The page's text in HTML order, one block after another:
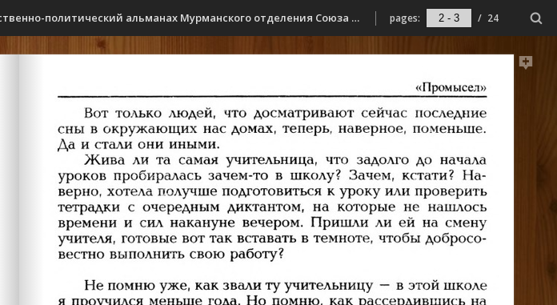
Полубота, А. В. Промысел // Площадь Первоучителей : литературно-художественный и общественно-политический альманах Мурманского отделения Союза писателей России. - Мурманск, 2015. - [Вып. 15]. – С. 171-194. pages: / 24